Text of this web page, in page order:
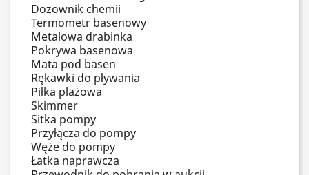
Dozownik chemii
Termometr basenowy
Metalowa drabinka
Pokrywa basenowa
Mata pod basen
Rękawki do pływania
Piłka plażowa
Skimmer
Sitka pompy
Przyłącza do pompy
Węże do pompy
Łatka naprawcza